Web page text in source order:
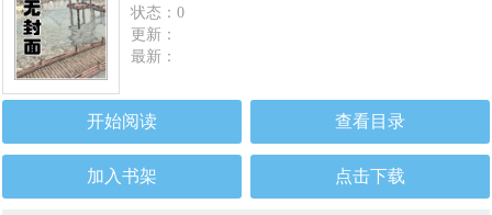
状态：0
更新：
最新：
开始阅读 查看目录
加入书架 点击下载